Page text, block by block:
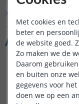
Aanvullende
zoals aan- en
kleurbediening etc
Met cookies en
beter en
de website goed.
Zo maken we de
Daarom
en buiten onze
gegevens voor
doen we op een